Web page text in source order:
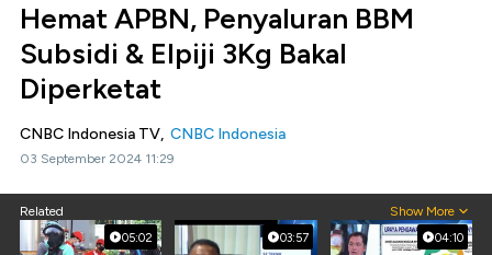
Hemat APBN, Penyaluran BBM
Subsidi & Elpiji 3Kg Bakal
Diperketat
CNBC Indonesia TV, CNBC Indonesia
03 September 2024 11:29
Related Show More
05:02 03:57 04:10